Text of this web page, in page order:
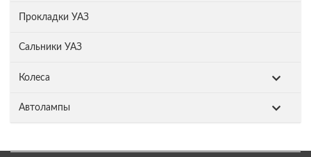
Прокладки УАЗ
Сальники УАЗ
Колеса
Автолампы